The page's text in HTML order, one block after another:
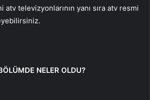
atv televizyonlarının yanı sıra atv resmi
NELER OLDU?